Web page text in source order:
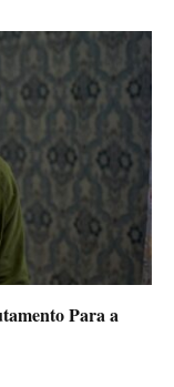
Para a